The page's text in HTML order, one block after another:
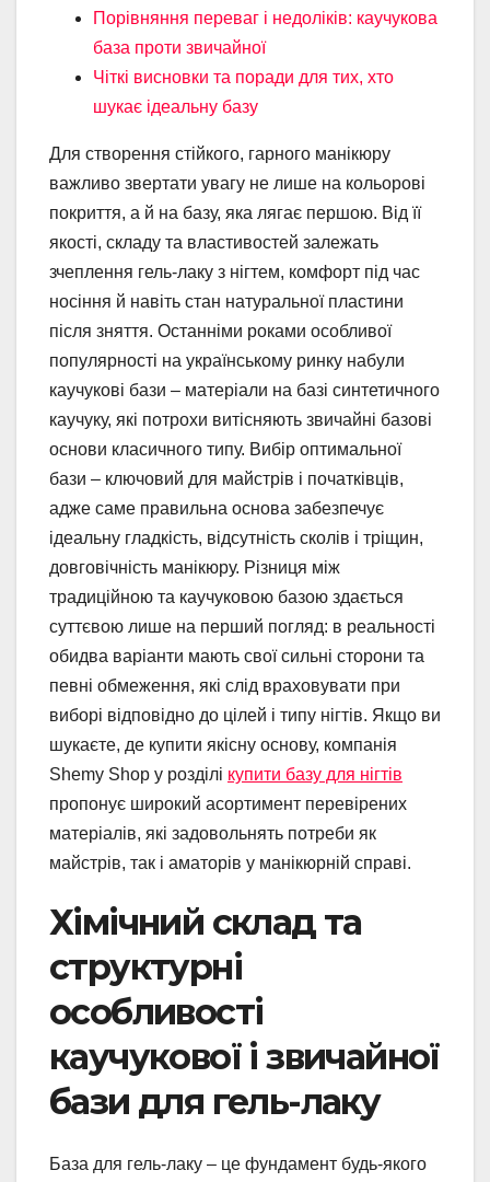
Порівняння переваг і недоліків: каучукова
база проти звичайної
Чіткі висновки та поради для тих, хто
шукає ідеальну базу
Для створення стійкого, гарного манікюру
важливо звертати увагу не лише на кольорові
покриття, а й на базу, яка лягає першою. Від її
якості, складу та властивостей залежать
зчеплення гель-лаку з нігтем, комфорт під час
носіння й навіть стан натуральної пластини
після зняття. Останніми роками особливої
популярності на українському ринку набули
каучукові бази – матеріали на базі синтетичного
каучуку, які потрохи витісняють звичайні базові
основи класичного типу. Вибір оптимальної
бази – ключовий для майстрів і початківців,
адже саме правильна основа забезпечує
ідеальну гладкість, відсутність сколів і тріщин,
довговічність манікюру. Різниця між
традиційною та каучуковою базою здається
суттєвою лише на перший погляд: в реальності
обидва варіанти мають свої сильні сторони та
певні обмеження, які слід враховувати при
виборі відповідно до цілей і типу нігтів. Якщо ви
шукаєте, де купити якісну основу, компанія
Shemy Shop у розділі купити базу для нігтів
пропонує широкий асортимент перевірених
матеріалів, які задовольнять потреби як
майстрів, так і аматорів у манікюрній справі.
Хімічний склад та
структурні
особливості
каучукової і звичайної
бази для гель-лаку
База для гель-лаку – це фундамент будь-якого